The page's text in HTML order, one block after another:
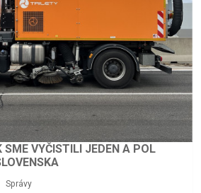
SME VYČISTILI JEDEN A POL
Správy